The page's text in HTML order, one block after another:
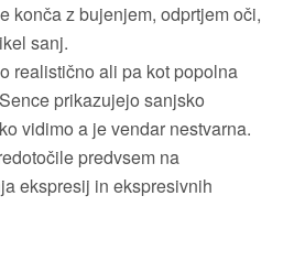
konča z bujenjem, odprtjem oči,
sanj.
realistično ali pa kot popolna
prikazujejo sanjsko
vidimo a je vendar nestvarna.
predvsem na
ekspresij in ekspresivnih